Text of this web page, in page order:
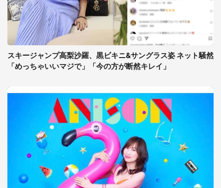
スキージャンプ高梨沙羅、黒ビキニ&サングラス姿 ネット騒然
「めっちゃいいマジで」「今の方が断然キレイ」